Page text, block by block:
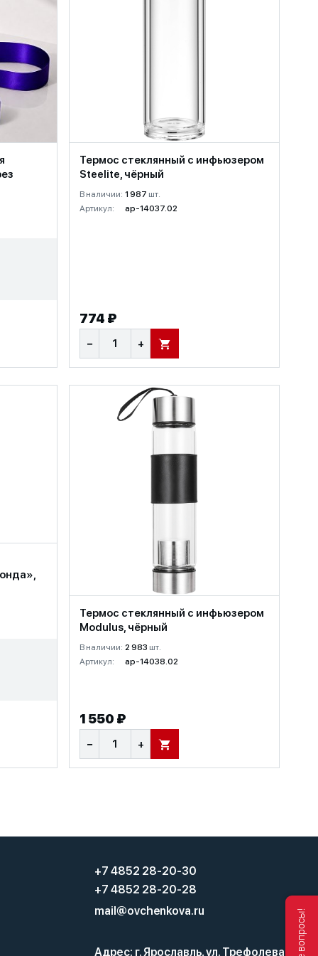
Термос стеклянный с инфьюзером
Steelite, чёрный
В наличии: 1 987 шт.
Артикул:
ap-14037.02
774 ₽
− + В КОРЗИНУ
Термос стеклянный с инфьюзером
Modulus, чёрный
В наличии: 2 983 шт.
Артикул:
ap-14038.02
1 550 ₽
− + В КОРЗИНУ
+7 4852 28-20-30
+7 4852 28-20-28
mail@ovchenkova.ru
Адрес: г. Ярославль, ул. Трефолева,